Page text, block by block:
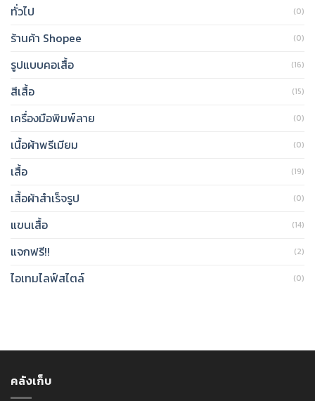
ทั่วไป (0)
ร้านค้า Shopee (0)
รูปแบบคอเสื้อ (16)
สีเสื้อ (15)
เครื่องมือพิมพ์ลาย (0)
เนื้อผ้าพรีเมียม (0)
เสื้อ (19)
เสื้อผ้าสำเร็จรูป (0)
แขนเสื้อ (14)
แจกฟรี!! (2)
ไอเทมไลฟ์สไตล์ (0)
คลังเก็บ